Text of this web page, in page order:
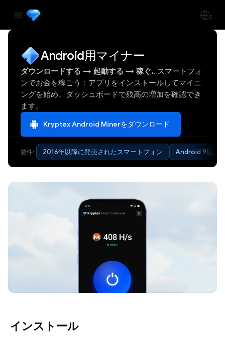
Android用マイナー
ダウンロードする → 起動する → 稼ぐ.. スマートフォ
ンでお金を稼ごう：アプリをインストールしてマイニ
ングを始め、ダッシュボードで残高の増加を確認でき
ます。
Kryptex Android Minerをダウンロード
要件: 2016年以降に発売されたスマートフォン Android 9以上
インストール